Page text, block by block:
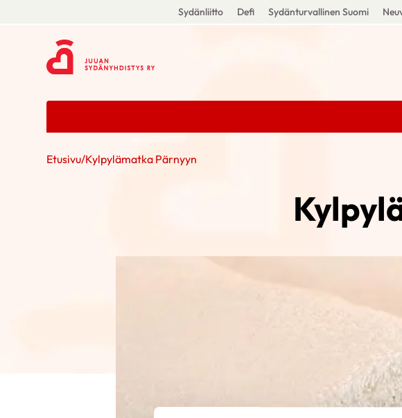
Sydänliitto Defi Sydänturvallinen Suomi
Etusivu/Kylpylämatka Pärnyyn